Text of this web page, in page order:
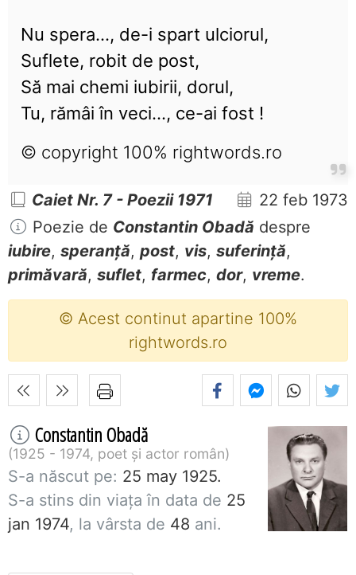
Nu spera..., de-i spart ulciorul,
Suflete, robit de post,
Să mai chemi iubirii, dorul,
Tu, rămâi în veci..., ce-ai fost !
© copyright 100% rightwords.ro
Caiet Nr. 7 - Poezii 1971
22 feb 1973
Poezie de Constantin Obadă despre
iubire, speranță, post, vis, suferință,
primăvară, suflet, farmec, dor, vreme.
© Acest continut apartine 100%
rightwords.ro
Constantin Obadă
1925 - 1974, poet și actor român
S-a născut pe: 25 may 1925.
S-a stins din viaţa în data de 25
jan 1974, la vârsta de 48 ani.